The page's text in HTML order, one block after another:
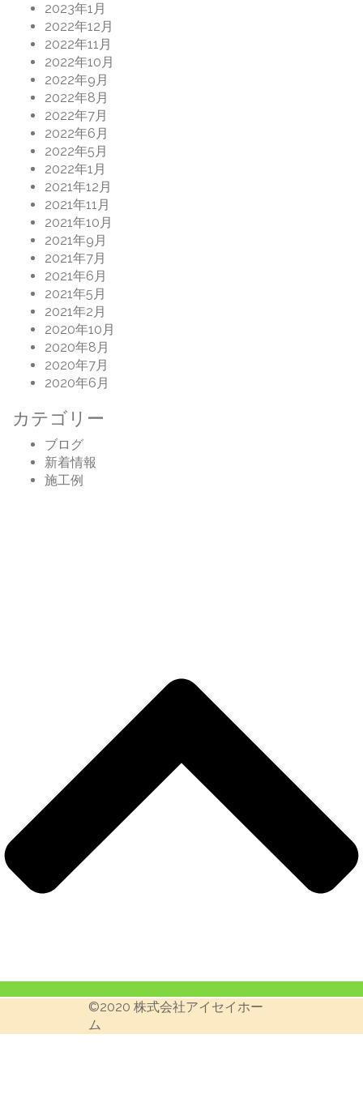
2023年1月
2022年12月
2022年11月
2022年10月
2022年9月
2022年8月
2022年7月
2022年6月
2022年5月
2022年1月
2021年12月
2021年11月
2021年10月
2021年9月
2021年7月
2021年6月
2021年5月
2021年2月
2020年10月
2020年8月
2020年7月
2020年6月
カテゴリー
ブログ
新着情報
施工例
©︎2020 株式会社アイセイホー
ム